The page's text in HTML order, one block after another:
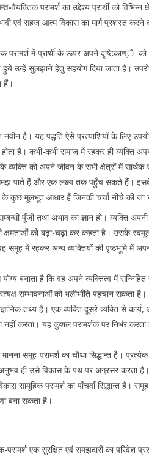
वैयक्तिक परामर्श का उद्देश्य प्रार्थी को
एवं सहज आत्म विकास का मार्ग प्रशस्त करने
परामर्श में प्रार्थी के ऊपर अपने दृष्टिकाण्े
उन्हें सुलझाने हेतु सहयोग दिया जाता है।
हैं।
है। यह पद्धति ऐसे प्रत्याशियों के लिए
है। कभी-कभी समाज में रहकर ही व्यक्ति
को अपने जीवन के सभी क्षेत्रों में
पाते हैं और एक लक्ष्य तक पहुँच सकते हैं। इसके
के कुछ मूलभूत आधार हैं जिनकी चर्चा नीचे की जा
पूँजी तथा अभाव का ज्ञान हो। व्यक्ति
को बढ़ा-चढ़ा कर कहता है। उसके
समूह में रहकर अन्य व्यक्तियों की पृष्ठभूमि में
योग्य बनाता है कि वह अपने व्यक्तित्व में
सम्भावनाओं को भलीभाँति पहचान सकता है।
तथ्य है। एक व्यक्ति दूसरे व्यक्ति से कार्य,
नहीं करता। यह कुशल परामर्शक पर निर्भर
समूह-परामर्श का चौथा सिद्धान्त है।
ही उसे विकास के पथ पर अग्रसर करता
सामूहिक परामर्श का पाँचवाँ सिद्धान्त है।
बना सकता है।
परामर्श एक सुरक्षित एवं समझदारी का